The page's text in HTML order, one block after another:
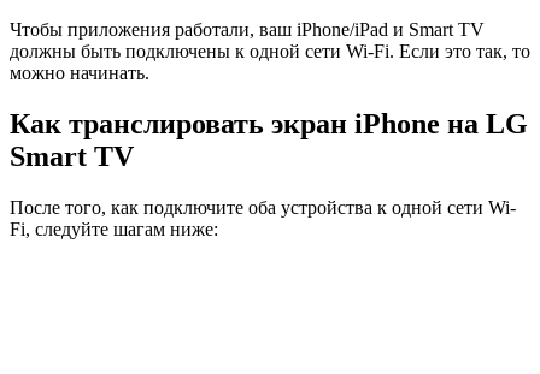
Чтобы приложения работали, ваш iPhone/iPad и Smart TV
должны быть подключены к одной сети Wi-Fi. Если это так, то
можно начинать.
Как транслировать экран iPhone на LG
Smart TV
После того, как подключите оба устройства к одной сети Wi-
Fi, следуйте шагам ниже: